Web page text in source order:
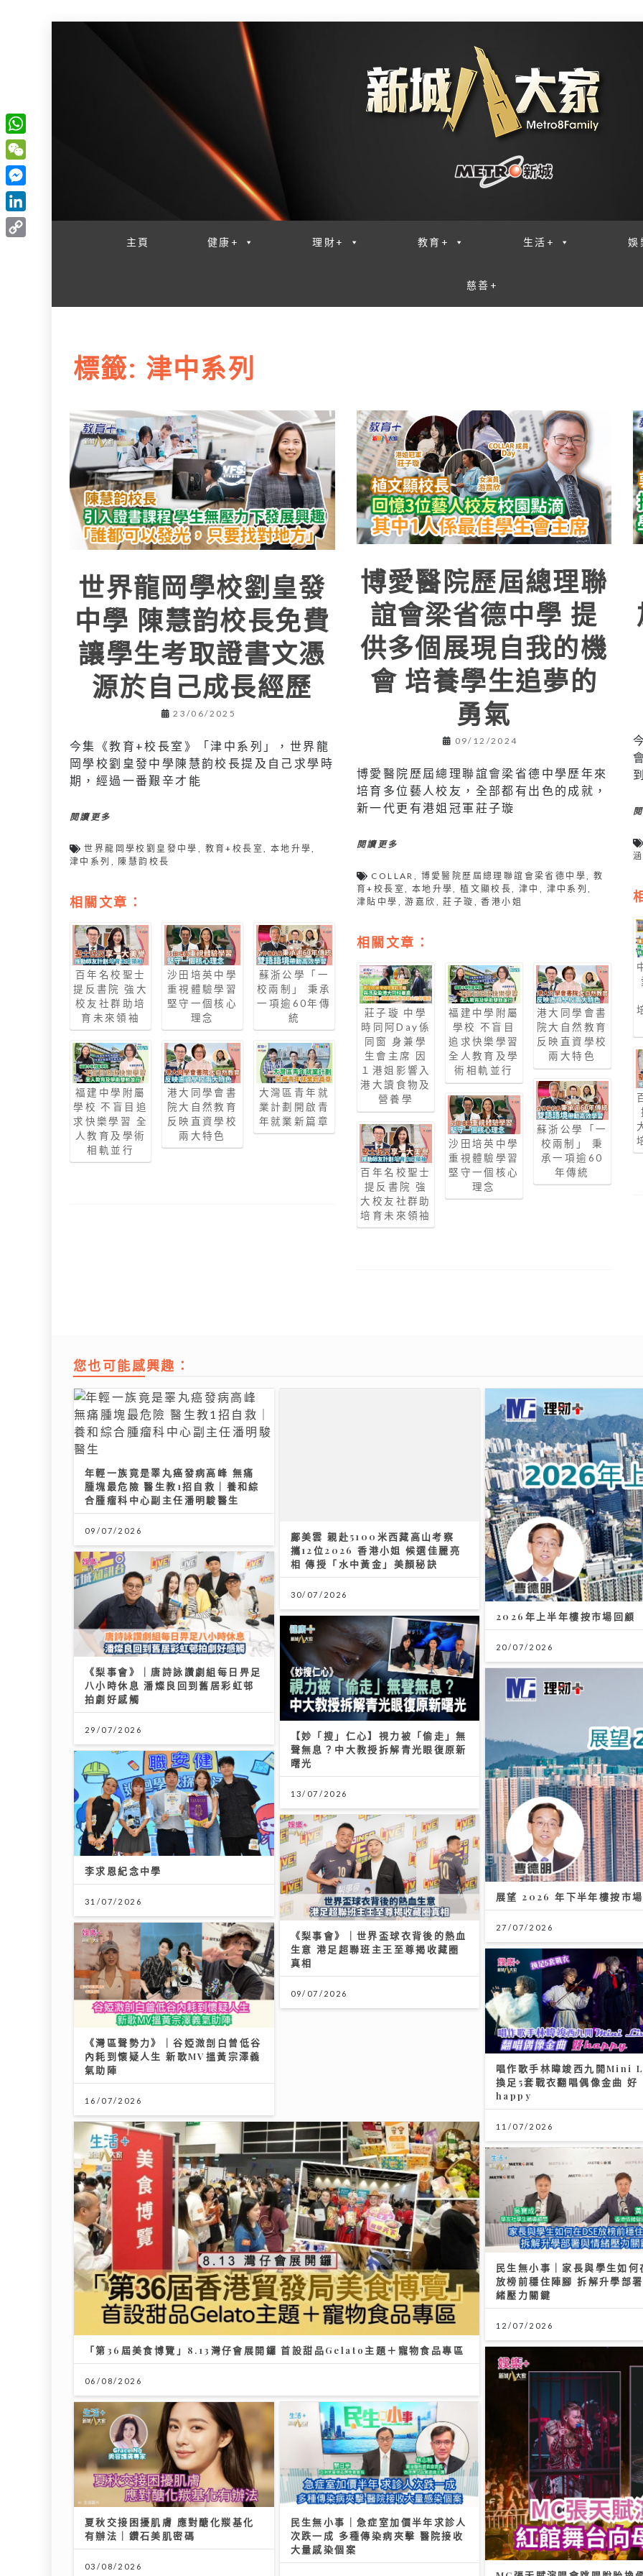
主頁 健康+ 理財+ 教育+ 生活+ 娛
慈善+
標籤: 津中系列
世界龍岡學校劉皇發
中學 陳慧韵校長免費
讓學生考取證書文憑
源於自己成長經歷
23/06/2025
今集《教育+校長室》「津中系列」，世界龍
岡學校劉皇發中學陳慧韵校長提及自己求學時
期，經過一番艱辛才能
閱讀更多
世界龍岡學校劉皇發中學 , 教育+校長室, 本地升學,
津中系列 , 陳慧韵校長
相關文章：
百年名校聖士
提反書院 強大
校友社群助培
育未來領袖
福建中學附屬
學校 不盲目追
求快樂學習 全
人教育及學術
相軌並行
沙田培英中學
重視體驗學習
堅守一個核心
理念
港大同學會書
院大自然教育
反映直資學校
兩大特色
蘇浙公學「一
校兩制」 秉承
一項逾60年傳
統
大灣區青年就
業計劃開啟青
年就業新篇章
博愛醫院歷屆總理聯
誼會梁省德中學 提
供多個展現自我的機
會 培養學生追夢的
勇氣
09/12/2024
博愛醫院歷屆總理聯誼會梁省德中學歷年來
培育多位藝人校友，全部都有出色的成就，
新一代更有港姐冠軍莊子璇
閱讀更多
COLLAR , 博愛醫院歷屆總理聯誼會梁省德中學, 教
育+校長室, 本地升學,植文顯校長, 津中 , 津中系列,
津貼中學 ,游嘉欣 ,莊子璇 ,香港小姐
相關文章：
莊子璇 中學
時同阿Day係
同窗 身兼學
生會主席 因
１港姐影響入
港大讀食物及
營養學
百年名校聖士
提反書院 強
大校友社群助
培育未來領袖
福建中學附屬
學校 不盲目
追求快樂學習
全人教育及學
術相軌並行
沙田培英中學
重視體驗學習
堅守一個核心
理念
港大同學會書
院大自然教育
反映直資學校
兩大特色
蘇浙公學「一
校兩制」 秉
承一項逾60
年傳統
您也可能感興趣：
年輕一族竟是睪丸癌發病高峰 無痛
腫塊最危險 醫生教1招自救｜養和綜
合腫瘤科中心副主任潘明駿醫生
09/07/2026
相 傳授「水中黃金」美顏秘訣
30/07/2026
2026年上半年樓按市場回顧
20/07/2026
《梨事會》｜唐詩詠讚劇組每日畀足
八小時休息 潘燦良回到舊居彩虹邨
拍劇好感觸
29/07/2026
【妙「搜」仁心】視力被「偷走」無
聲無息？中大教授拆解青光眼復原新
曙光
13/07/2026
展望 2026 年下半年樓按市場
27/07/2026
李求恩紀念中學
31/07/2026
《梨事會》｜世界盃球衣背後的熱血
生意 港足超聯班主王至尊揭收藏圈
真相
09/07/2026
《灣區聲勢力》｜谷婭溦剖白曾低谷
內耗到懷疑人生 新歌MV搵黃宗澤義
氣助陣
16/07/2026
唱作歌手林暐竣西九開Mini
換足5套戰衣翻唱偶像金曲 好
happy
11/07/2026
「第36屆美食博覽」8.13灣仔會展開鑼 首設甜品Gelato主題＋寵物食品專區
06/08/2026
民生無小事｜家長與學生如何
放榜前穩住陣腳 拆解升學部
緒壓力關鍵
12/07/2026
夏秋交接困擾肌膚 應對醣化羰基化
有辦法｜鑽石美肌密碼
03/08/2026
民生無小事｜急症室加價半年求診人
次跌一成 多種傳染病夾擊 醫院接收
大量感染個案
W
h
a
t
s
W
e
C
h
M
e
s
L
i